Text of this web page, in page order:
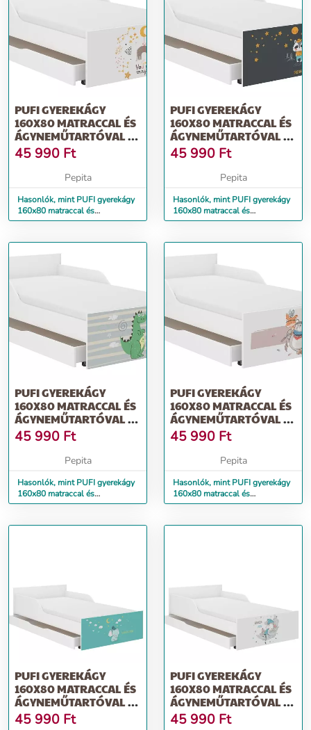
PUFI GYEREKÁGY
160X80 MATRACCAL ÉS
ÁGYNEMŰTARTÓVAL -
MACSEK
45 990 Ft
Pepita
Hasonlók, mint PUFI gyerekágy
160x80 matraccal és
ágyneműtartóval - macsek
PUFI GYEREKÁGY
160X80 MATRACCAL ÉS
ÁGYNEMŰTARTÓVAL -
BORZ
45 990 Ft
Pepita
Hasonlók, mint PUFI gyerekágy
160x80 matraccal és
ágyneműtartóval - borz
PUFI GYEREKÁGY
160X80 MATRACCAL ÉS
ÁGYNEMŰTARTÓVAL -
DINO
45 990 Ft
Pepita
Hasonlók, mint PUFI gyerekágy
160x80 matraccal és
ágyneműtartóval - dino
PUFI GYEREKÁGY
160X80 MATRACCAL ÉS
ÁGYNEMŰTARTÓVAL -
MACI
45 990 Ft
Pepita
Hasonlók, mint PUFI gyerekágy
160x80 matraccal és
ágyneműtartóval - maci
PUFI GYEREKÁGY
160X80 MATRACCAL ÉS
ÁGYNEMŰTARTÓVAL -
ELEFÁNT
45 990 Ft
PUFI GYEREKÁGY
160X80 MATRACCAL ÉS
ÁGYNEMŰTARTÓVAL -
ÁLOMSZUSZÉK
45 990 Ft